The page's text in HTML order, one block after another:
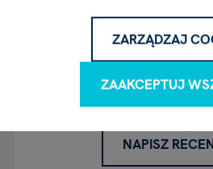
6oceny
Czy masz doświadczenie
Napisz recenzję, aby
NAPISZ
ZARZĄDZAJ
ZAAKCEPTUJ